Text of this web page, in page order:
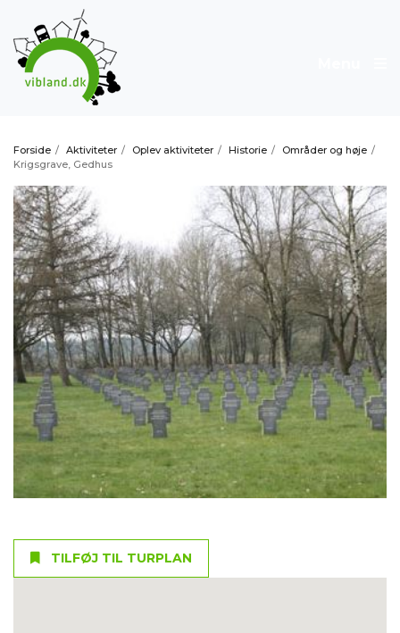
Forside / Aktiviteter / Oplev aktiviteter / Historie / Områder og høje /
Krigsgrave, Gedhus
TILFØJ TIL TURPLAN